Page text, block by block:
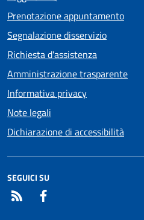
Prenotazione appuntamento
Segnalazione disservizio
Richiesta d'assistenza
Amministrazione trasparente
Informativa privacy
Note legali
Dichiarazione di accessibilità
SEGUICI SU
RSS